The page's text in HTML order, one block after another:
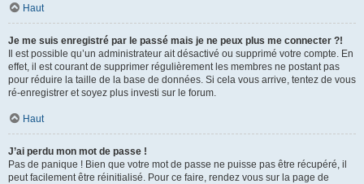
Haut
Je me suis enregistré par le passé mais je ne peux plus me connecter ?!
Il est possible qu’un administrateur ait désactivé ou supprimé votre compte. En
effet, il est courant de supprimer régulièrement les membres ne postant pas
pour réduire la taille de la base de données. Si cela vous arrive, tentez de vous
ré-enregistrer et soyez plus investi sur le forum.
Haut
J’ai perdu mon mot de passe !
Pas de panique ! Bien que votre mot de passe ne puisse pas être récupéré, il
peut facilement être réinitialisé. Pour ce faire, rendez vous sur la page de